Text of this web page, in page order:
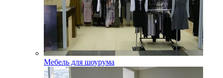
Мебель для шоурума